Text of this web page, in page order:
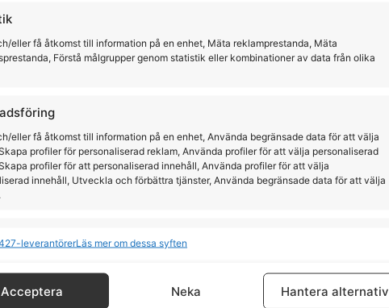
eller få åtkomst till information på en enhet, Mäta reklamprestanda, Mäta
Förstå målgrupper genom statistik eller kombinationer av data från olika
eller få åtkomst till information på en enhet, Använda begränsade data för att välja
profiler för personaliserad reklam, Använda profiler för att välja personaliserad
profiler för att personaliserad innehåll, Använda profiler för att välja
innehåll, Utveckla och förbättra tjänster, Använda begränsade data för att välja
på information som överförs automatiskt.
leverantörerLäs mer om dessa syften
Acceptera Neka Hantera alternativ
mini